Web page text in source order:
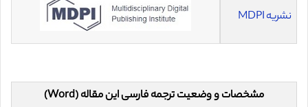
نشریه MDPI
مشخصات و وضعیت ترجمه فارسی این مقاله (Word)